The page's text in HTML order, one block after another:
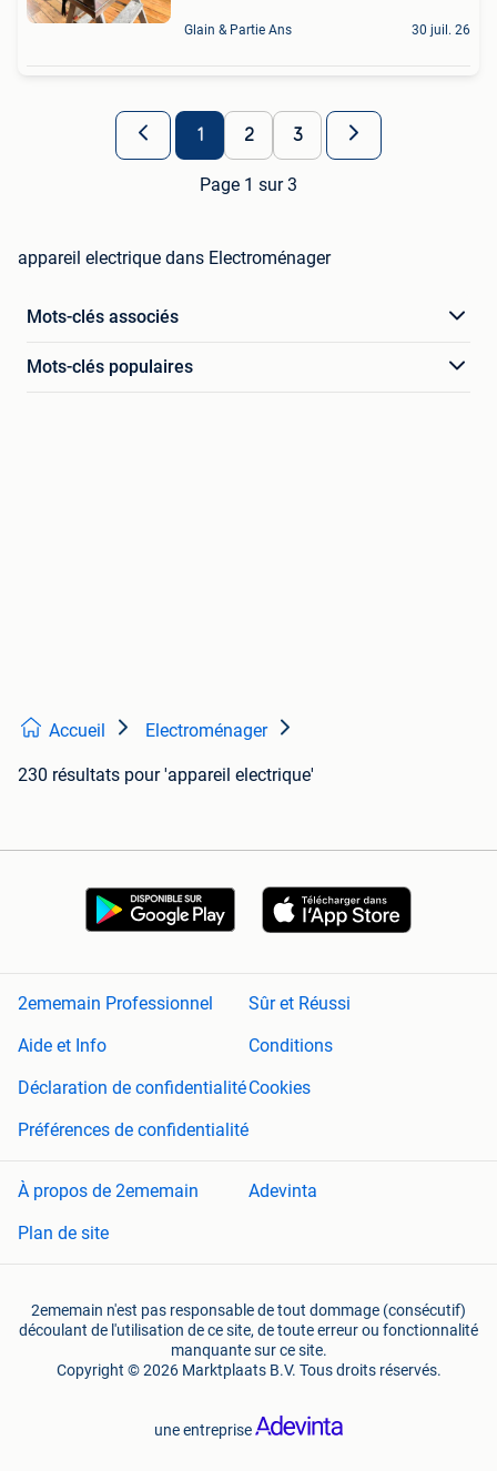
Glain & Partie Ans 30 juil. 26
1 2 3
Page 1 sur 3
appareil electrique dans Electroménager
Mots-clés associés
Mots-clés populaires
Accueil Electroménager
230 résultats pour 'appareil electrique'
2ememain Professionnel
Sûr et Réussi
Aide et Info
Conditions
Déclaration de confidentialitéCookies
Préférences de confidentialité
À propos de 2ememain
Adevinta
Plan de site
2ememain n'est pas responsable de tout dommage (consécutif)
découlant de l'utilisation de ce site, de toute erreur ou fonctionnalité
manquante sur ce site.
Copyright © 2026 Marktplaats B.V. Tous droits réservés.
une entreprise